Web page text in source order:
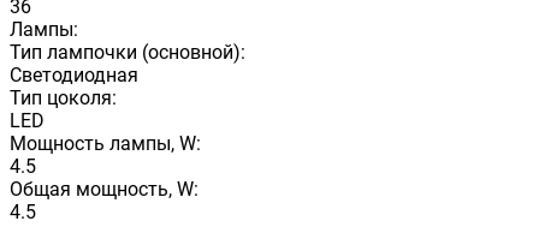
36
Лампы:
Тип лампочки (основной):
Светодиодная
Тип цоколя:
LED
Мощность лампы, W:
4.5
Общая мощность, W:
4.5